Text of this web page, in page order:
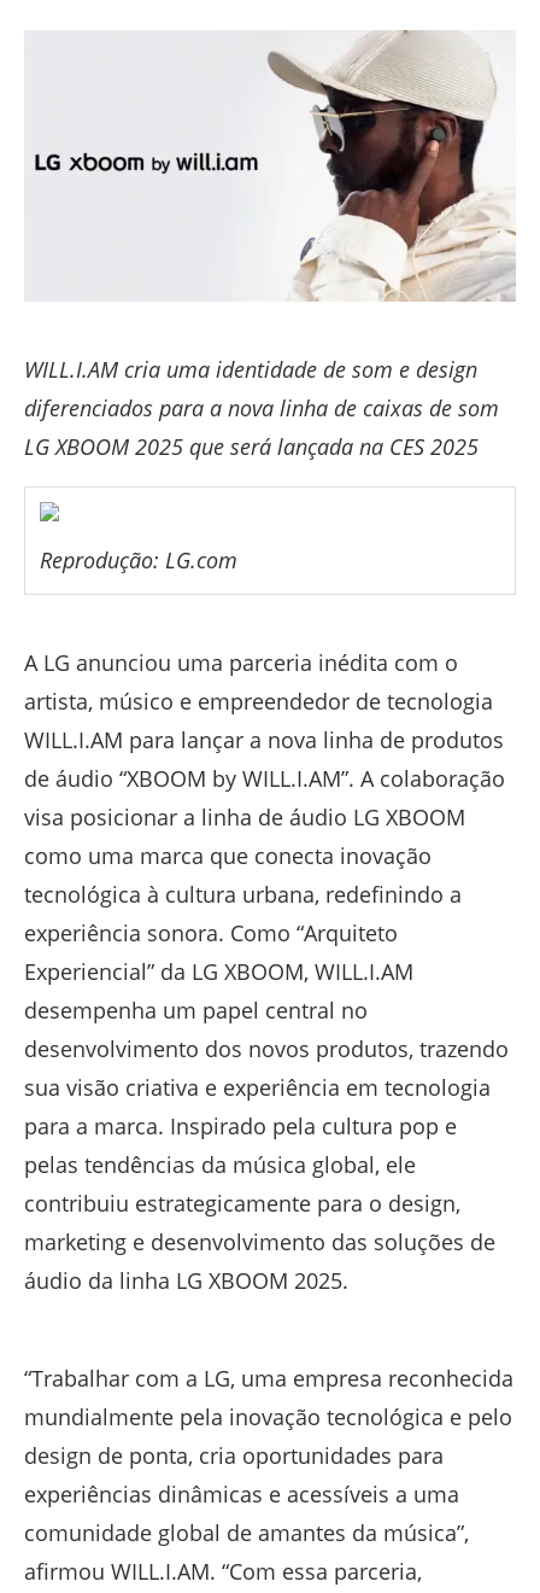
WILL.I.AM cria uma identidade de som e design
diferenciados para a nova linha de caixas de som
LG XBOOM 2025 que será lançada na CES 2025
Reprodução: LG.com
A LG anunciou uma parceria inédita com o
artista, músico e empreendedor de tecnologia
WILL.I.AM para lançar a nova linha de produtos
de áudio “XBOOM by WILL.I.AM”. A colaboração
visa posicionar a linha de áudio LG XBOOM
como uma marca que conecta inovação
tecnológica à cultura urbana, redefinindo a
experiência sonora. Como “Arquiteto
Experiencial” da LG XBOOM, WILL.I.AM
desempenha um papel central no
desenvolvimento dos novos produtos, trazendo
sua visão criativa e experiência em tecnologia
para a marca. Inspirado pela cultura pop e
pelas tendências da música global, ele
contribuiu estrategicamente para o design,
marketing e desenvolvimento das soluções de
áudio da linha LG XBOOM 2025.
“Trabalhar com a LG, uma empresa reconhecida
mundialmente pela inovação tecnológica e pelo
design de ponta, cria oportunidades para
experiências dinâmicas e acessíveis a uma
comunidade global de amantes da música”,
afirmou WILL.I.AM. “Com essa parceria,